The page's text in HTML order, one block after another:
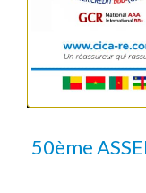
50ème